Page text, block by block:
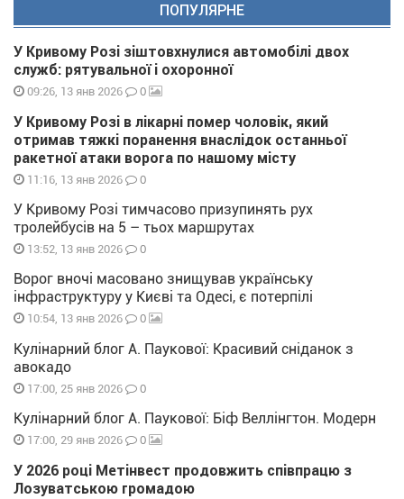
ПОПУЛЯРНЕ
У Кривому Розі зіштовхнулися автомобілі двох
служб: рятувальної і охоронної
09:26, 13 янв 2026 0
У Кривому Розі в лікарні помер чоловік, який
отримав тяжкі поранення внаслідок останньої
ракетної атаки ворога по нашому місту
11:16, 13 янв 2026 0
У Кривому Розі тимчасово призупинять рух
тролейбусів на 5 – тьох маршрутах
13:52, 13 янв 2026 0
Ворог вночі масовано знищував українську
інфраструктуру у Києві та Одесі, є потерпілі
10:54, 13 янв 2026 0
Кулінарний блог А. Паукової: Красивий сніданок з
авокадо
17:00, 25 янв 2026 0
Кулінарний блог А. Паукової: Біф Веллінгтон. Модерн
17:00, 29 янв 2026 0
У 2026 році Метінвест продовжить співпрацю з
Лозуватською громадою